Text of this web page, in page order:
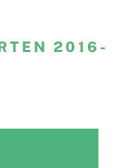
2016-